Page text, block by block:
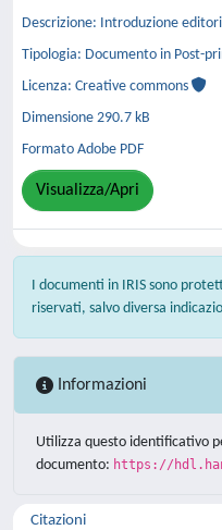
Descrizione: Introduzione
Tipologia: Documento in Post-
Licenza: Creative commons
Dimensione 290.7 kB
Formato Adobe PDF
Visualizza/Apri
I documenti in IRIS sono
riservati, salvo diversa
Informazioni
Utilizza questo identificativo
documento: https://
Citazioni